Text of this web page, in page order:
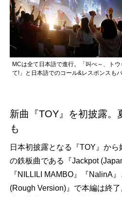
MCは全て日本語で進行。「叫べ～、ト
て!」と日本語でのコール&レスポンスもバ
新曲『TOY』を初披露。
も
日本初披露となる『TOY』か
の鉄板曲である『Jackpot
『NILLILI MAMBO』『NalinA
(Rough Version)』で本編は終